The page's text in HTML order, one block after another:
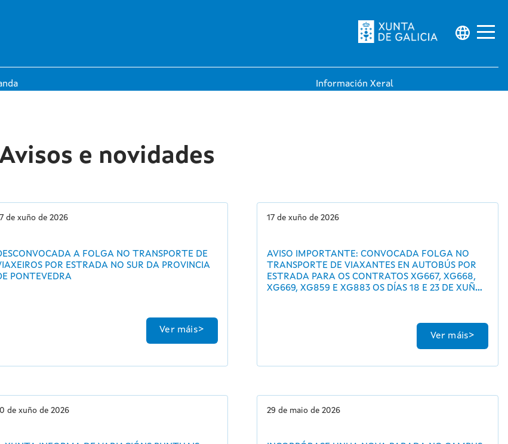
Información Xeral
e novidades
de xuño de 2026
A FOLGA NO TRANSPORTE DE
POR ESTRADA NO SUR DA PROVINCIA
PONTEVEDRA
Ver máis
17 de xuño de 2026
AVISO IMPORTANTE: CONVOCADA FOLGA NO
TRANSPORTE DE VIAXANTES EN AUTOBÚS POR
ESTRADA PARA OS CONTRATOS XG667, XG668,
XG669, XG859 E XG883 OS DÍAS 18 E 23 DE XUÑO
Ver máis
de xuño de 2026 29 de maio de 2026